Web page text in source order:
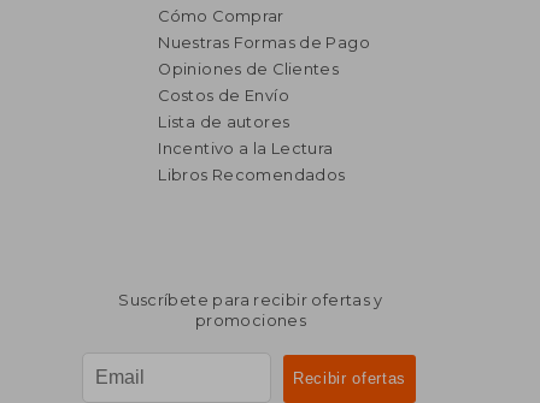
Cómo Comprar
Nuestras Formas de Pago
Opiniones de Clientes
Costos de Envío
Lista de autores
Incentivo a la Lectura
Libros Recomendados
Suscríbete para recibir ofertas y
promociones